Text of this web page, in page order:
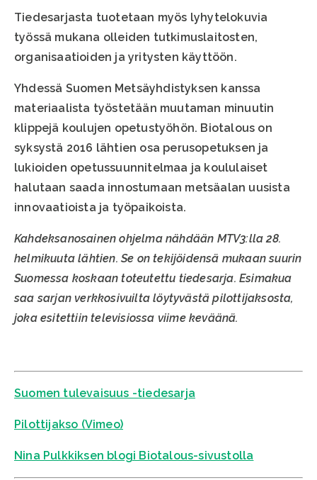
Tiedesarjasta tuotetaan myös lyhytelokuvia
työssä mukana olleiden tutkimuslaitosten,
organisaatioiden ja yritysten käyttöön.
Yhdessä Suomen Metsäyhdistyksen kanssa
materiaalista työstetään muutaman minuutin
klippejä koulujen opetustyöhön. Biotalous on
syksystä 2016 lähtien osa perusopetuksen ja
lukioiden opetussuunnitelmaa ja koululaiset
halutaan saada innostumaan metsäalan uusista
innovaatioista ja työpaikoista.
Kahdeksanosainen ohjelma nähdään MTV3:lla 28.
helmikuuta lähtien. Se on tekijöidensä mukaan suurin
Suomessa koskaan toteutettu tiedesarja. Esimakua
saa sarjan verkkosivuilta löytyvästä pilottijaksosta,
joka esitettiin televisiossa viime keväänä.
Suomen tulevaisuus -tiedesarja
Pilottijakso (Vimeo)
Nina Pulkkiksen blogi Biotalous-sivustolla